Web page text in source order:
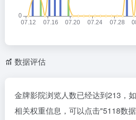
数据评估
金牌影院浏览人数已经达到213，
相关权重信息，可以点击"5118数据